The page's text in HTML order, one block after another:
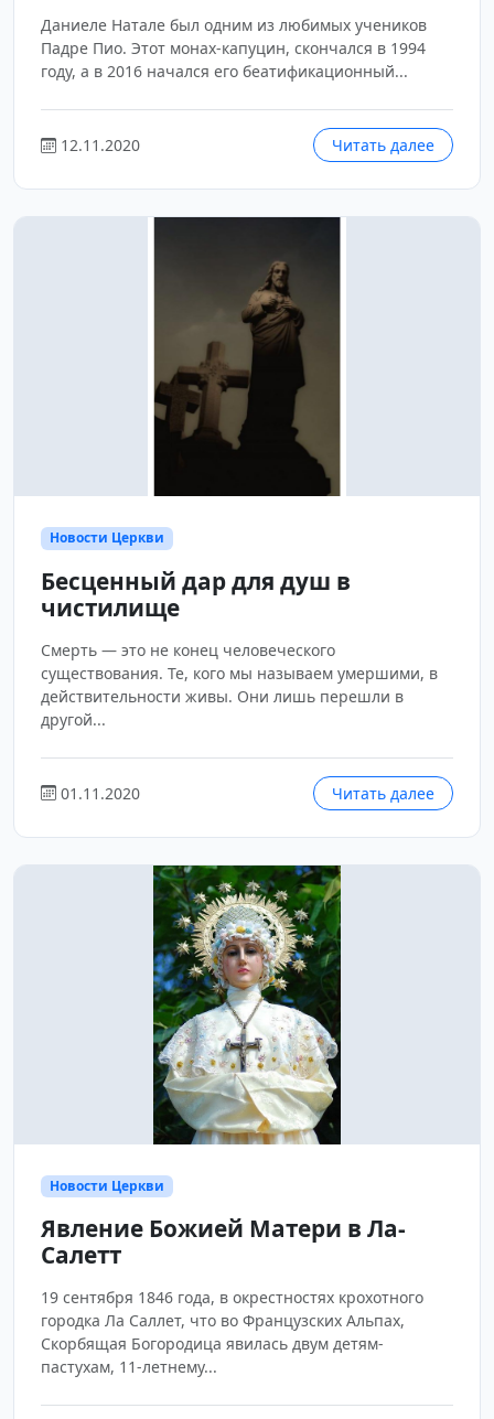
Даниеле Натале был одним из любимых учеников
Падре Пио. Этот монах-капуцин, скончался в 1994
году, а в 2016 начался его беатификационный...
12.11.2020 Читать далее
Новости Церкви
Бесценный дар для душ в
чистилище
Смерть — это не конец человеческого
существования. Те, кого мы называем умершими, в
действительности живы. Они лишь перешли в
другой...
01.11.2020 Читать далее
Новости Церкви
Явление Божией Матери в Ла-
Салетт
19 сентября 1846 года, в окрестностях крохотного
городка Ла Саллет, что во Французских Альпах,
Скорбящая Богородица явилась двум детям-
пастухам, 11-летнему...